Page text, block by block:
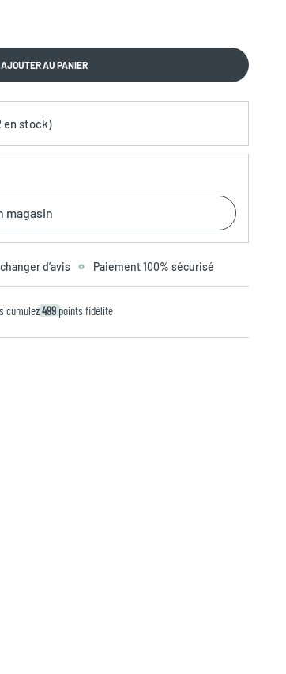
AJOUTER AU PANIER
en stock)
magasin
d’avis Paiement 100% sécurisé
cumulez499 points fidélité